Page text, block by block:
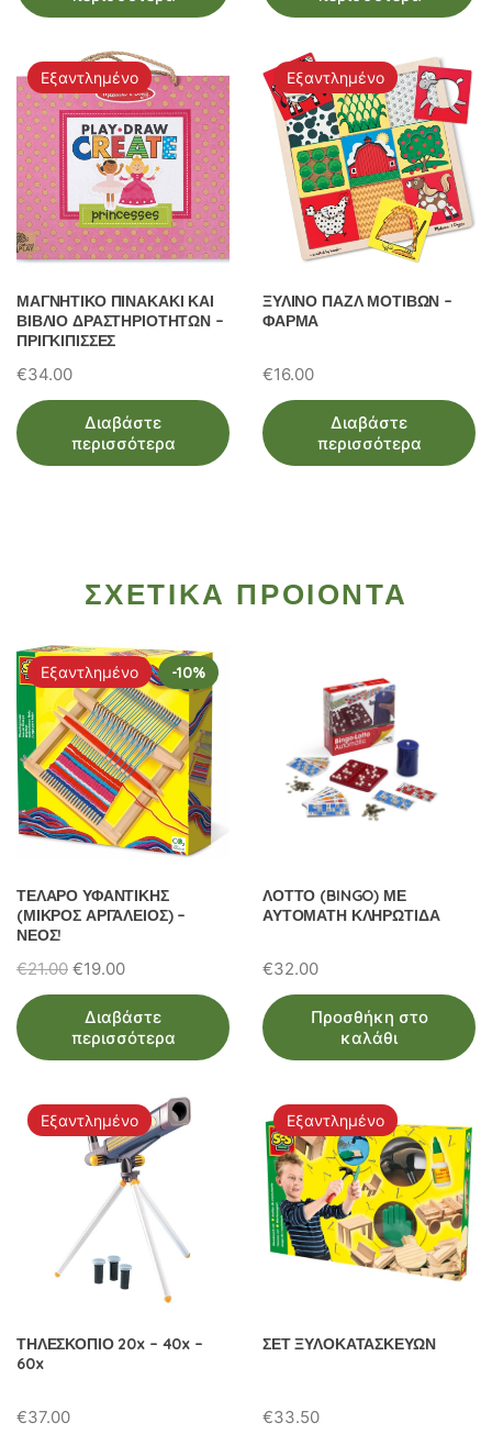
Εξαντλημένο
ΜΑΓΝΗΤΙΚΟ ΠΙΝΑΚΑΚΙ ΚΑΙ
ΒΙΒΛΙΟ ΔΡΑΣΤΗΡΙΟΤΗΤΩΝ –
ΠΡΙΓΚΙΠΙΣΣΕΣ
€34.00
Διαβάστε
περισσότερα
Εξαντλημένο
ΞΥΛΙΝΟ ΠΑΖΛ ΜΟΤΙΒΩΝ –
ΦΑΡΜΑ
€16.00
Διαβάστε
περισσότερα
ΣΧΕΤΙΚΑ ΠΡΟΙΟΝΤΑ
Εξαντλημένο -10%
ΤΕΛΑΡΟ ΥΦΑΝΤΙΚΗΣ
(ΜΙΚΡΟΣ ΑΡΓΑΛΕΙΟΣ) –
ΝΕΟΣ!
€21.00 Original
price
was:
€21.00.
€19.00Η
τρέχουσα
τιμή
είναι:
Διαβάστε
περισσότερα
ΛΟΤΤΟ (BINGO) ΜΕ
ΑΥΤΟΜΑΤΗ ΚΛΗΡΩΤΙΔΑ
€32.00
Προσθήκη στο
καλάθι
Εξαντλημένο
ΤΗΛΕΣΚΟΠΙΟ 20x – 40x –
60x
€37.00
Εξαντλημένο
ΣΕΤ ΞΥΛΟΚΑΤΑΣΚΕΥΩΝ
€33.50